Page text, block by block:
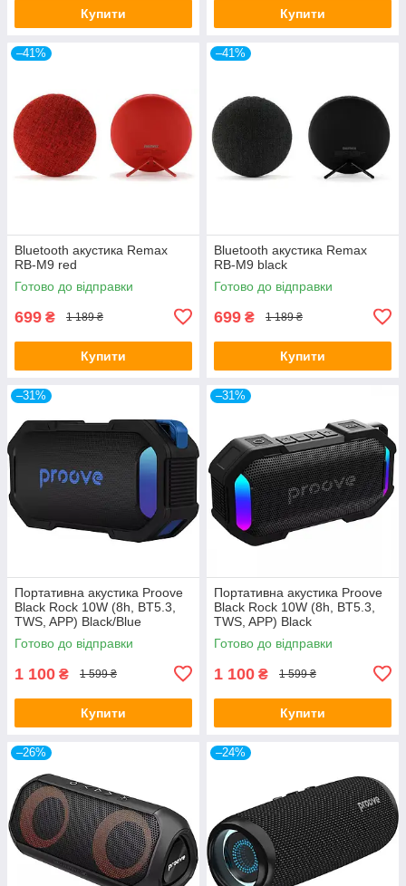
Купити Купити
–41%
Bluetooth акустика Remax
RB-M9 red
Готово до відправки
699 ₴ 1 189 ₴
Купити
–41%
Bluetooth акустика Remax
RB-M9 black
Готово до відправки
699 ₴ 1 189 ₴
Купити
–31%
Портативна акустика Proove
Black Rock 10W (8h, BT5.3,
TWS, APP) Black/Blue
Готово до відправки
1 100 ₴ 1 599 ₴
Купити
–31%
Портативна акустика Proove
Black Rock 10W (8h, BT5.3,
TWS, APP) Black
Готово до відправки
1 100 ₴ 1 599 ₴
Купити
–26% –24%